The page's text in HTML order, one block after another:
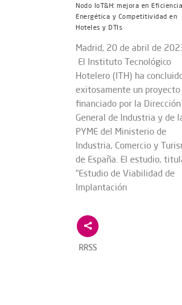
Nodo IoT&H: mejora en Eficiencia
Energética y Competitividad en
Hoteles y DTIs
Madrid, 20 de abril de
El Instituto Tecnológico
Hotelero (ITH) ha
exitosamente un proyecto
financiado por la Dirección
General de Industria y de
PYME del Ministerio de
Industria, Comercio y
de España. El estudio,
"Estudio de Viabilidad de
Implantación
RRSS